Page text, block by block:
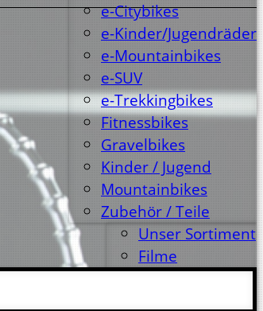
e-Citybikes
e-Kinder/Jugendräder
e-Mountainbikes
e-SUV
e-Trekkingbikes
Fitnessbikes
Gravelbikes
Kinder / Jugend
Mountainbikes
Zubehör / Teile
Unser Sortiment
Filme
Leistungen